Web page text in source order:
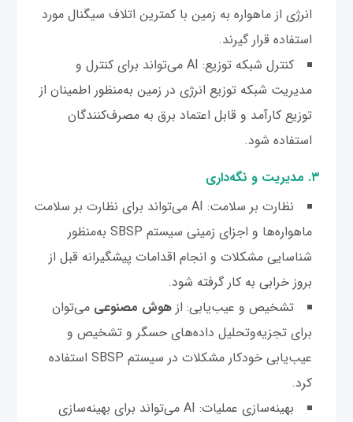
انرژی از ماهواره به زمین با کمترین اتلاف سیگنال مورد
استفاده قرار گیرند.
کنترل شبکه توزیع: AI می‌تواند برای کنترل و
مدیریت شبکه توزیع انرژی در زمین به‌منظور اطمینان از
توزیع کارآمد و قابل اعتماد برق به مصرف‌کنندگان
استفاده شود.
۳. مدیریت و نگه‌داری
نظارت بر سلامت: AI می‌تواند برای نظارت بر سلامت
ماهواره‌ها و اجزای زمینی سیستم SBSP به‌منظور
شناسایی مشکلات و انجام اقدامات پیشگیرانه قبل از
بروز خرابی به کار گرفته شود.
تشخیص و عیب‌یابی: ازهوش مصنوعی می‌توان
برای تجزیه‌و‌تحلیل داده‌های حسگر و تشخیص و
عیب‌یابی خودکار مشکلات در سیستم SBSP استفاده
کرد.
بهینه‌سازی عملیات: AI می‌تواند برای بهینه‌سازی